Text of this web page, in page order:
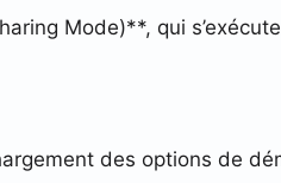
Mode)**, qui
des options de